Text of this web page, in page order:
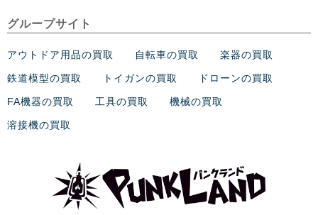
グループサイト
アウトドア用品の買取 自転車の買取 楽器の買取
鉄道模型の買取 トイガンの買取 ドローンの買取
FA機器の買取 工具の買取 機械の買取
溶接機の買取